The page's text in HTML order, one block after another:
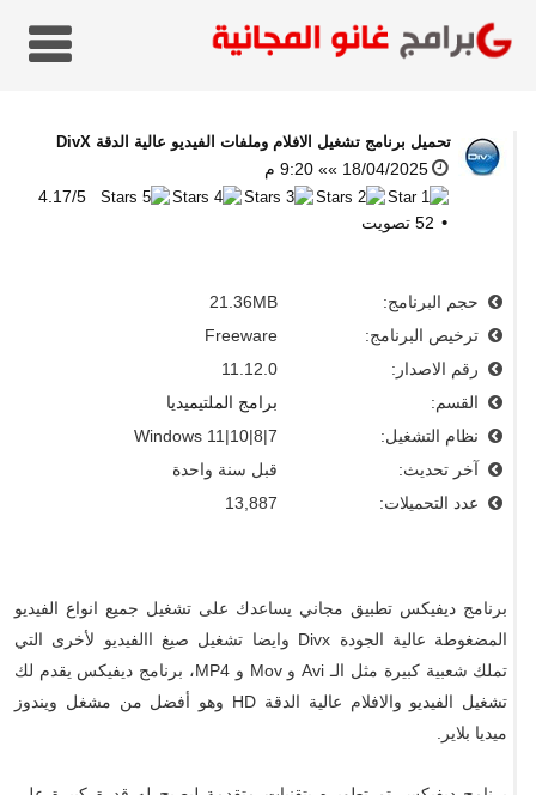
تحميل برنامج تشغيل الافلام وملفات الفيديو عالية الدقة DivX
18/04/2025 »» 9:20 م
4.17/5
52تصويت
حجم البرنامج:
21.36MB
ترخيص البرنامج:
Freeware
رقم الاصدار:
11.12.0
القسم:
برامج الملتيميديا
نظام التشغيل:
Windows 11|10|8|7
آخر تحديث:
قبل سنة واحدة
عدد التحميلات:
13,887
برنامج ديفيكس تطبيق مجاني يساعدك على تشغيل جميع انواع الفيديو
المضغوطة عالية الجودة Divx وايضا تشغيل صيغ االفيديو لأخرى التي
تملك شعبية كبيرة مثل الـ Avi و Mov و MP4، برنامج ديفيكس يقدم لك
تشغيل الفيديو والافلام عالية الدقة HD وهو أفضل من مشغل ويندوز
ميديا بلاير.